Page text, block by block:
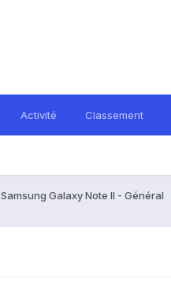
Activité Classement
Samsung Galaxy Note II - Général